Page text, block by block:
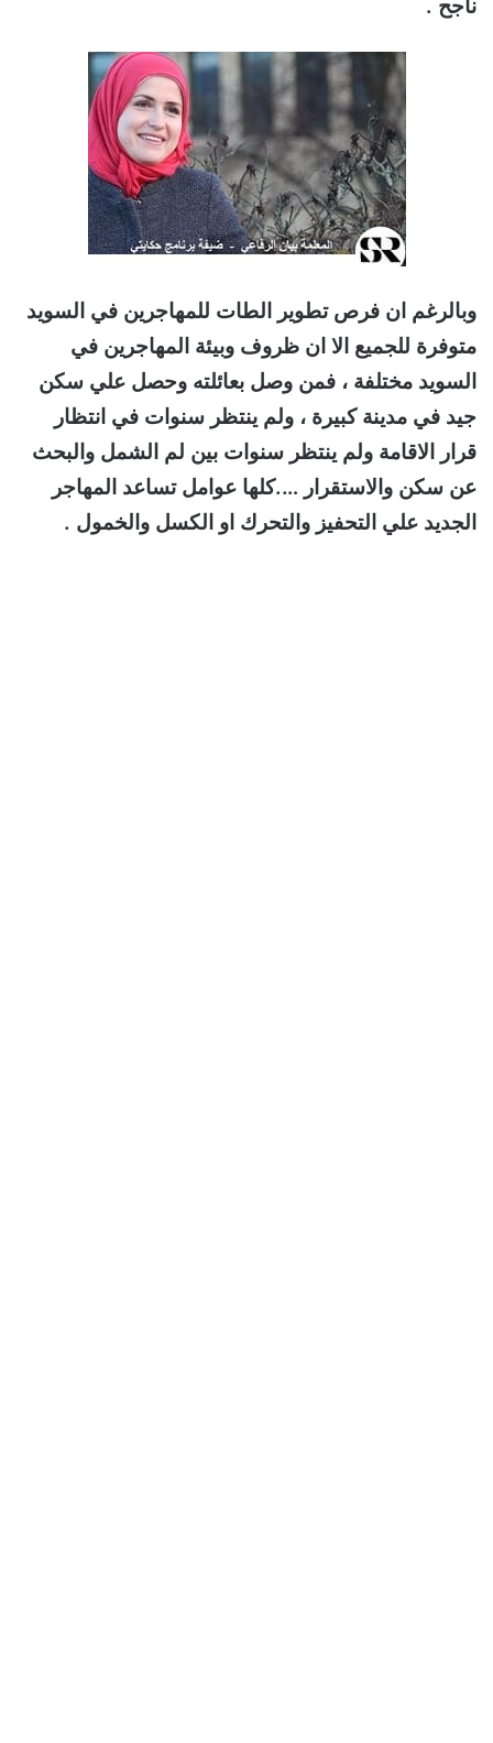
ناجح .
وبالرغم ان فرص تطوير الطات للمهاجرين في السويد
متوفرة للجميع الا ان ظروف وبيئة المهاجرين في
السويد مختلفة ، فمن وصل بعائلته وحصل علي سكن
جيد في مدينة كبيرة ، ولم ينتظر سنوات في انتظار
قرار الاقامة ولم ينتظر سنوات بين لم الشمل والبحث
عن سكن والاستقرار ….كلها عوامل تساعد المهاجر
الجديد علي التحفيز والتحرك او الكسل والخمول .